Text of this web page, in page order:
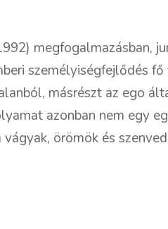
megfogalmazásban,
személyiségfejlődés
másrészt az ego
azonban nem egy
vágyak, örömök és